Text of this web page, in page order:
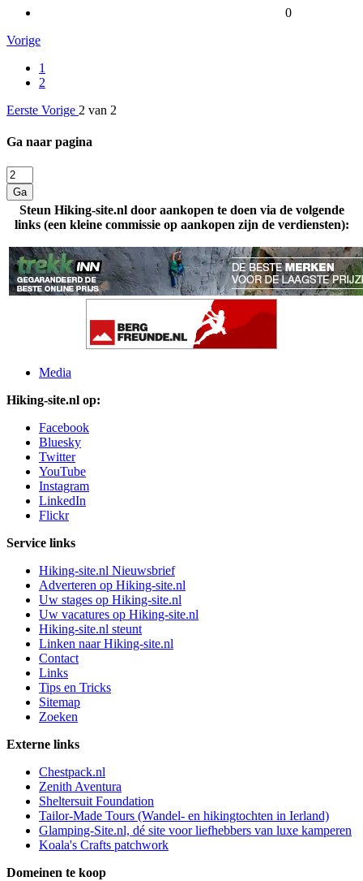
0
Vorige
1
2
Eerste Vorige 2 van 2
Ga naar pagina
Ga
Steun Hiking-site.nl door aankopen te doen via de volgende
links (een kleine commissie op aankopen zijn de verdiensten):
Media
Hiking-site.nl op:
Facebook
Bluesky
Twitter
YouTube
Instagram
LinkedIn
Flickr
Service links
Hiking-site.nl Nieuwsbrief
Adverteren op Hiking-site.nl
Uw stages op Hiking-site.nl
Uw vacatures op Hiking-site.nl
Hiking-site.nl steunt
Linken naar Hiking-site.nl
Contact
Links
Tips en Tricks
Sitemap
Zoeken
Externe links
Chestpack.nl
Zenith Aventura
Sheltersuit Foundation
Tailor-Made Tours (Wandel- en hikingtochten in Ierland)
Glamping-Site.nl, dé site voor liefhebbers van luxe kamperen
Koala's Crafts patchwork
Domeinen te koop